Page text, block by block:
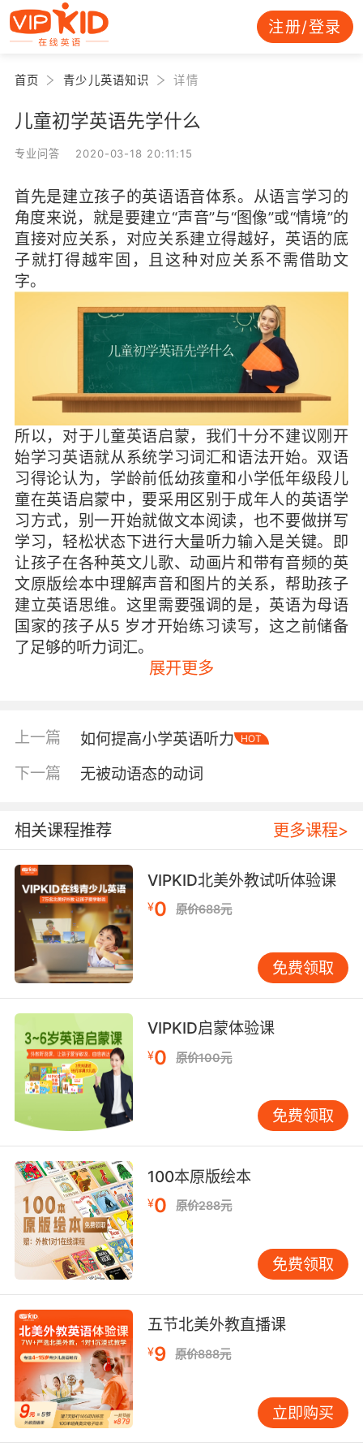
注册/登录
首页 青少儿英语知识 详情
儿童初学英语先学什么
专业问答 2020-03-18 20:11:15
首先是建立孩子的英语语音体系。从语言学习的
角度来说，就是要建立“声音”与“图像”或“情境”的
直接对应关系，对应关系建立得越好，英语的底
子就打得越牢固，且这种对应关系不需借助文
字。
所以，对于儿童英语启蒙，我们十分不建议刚开
始学习英语就从系统学习词汇和语法开始。双语
习得论认为，学龄前低幼孩童和小学低年级段儿
童在英语启蒙中，要采用区别于成年人的英语学
习方式，别一开始就做文本阅读，也不要做拼写
学习，轻松状态下进行大量听力输入是关键。即
让孩子在各种英文儿歌、动画片和带有音频的英
文原版绘本中理解声音和图片的关系，帮助孩子
建立英语思维。这里需要强调的是，英语为母语
国家的孩子从5 岁才开始练习读写，这之前储备
了足够的听力词汇。
写”的学习顺序。在孩子英语启蒙阶段，我们不要
强迫孩子拿着书本去读，更不建议用先翻译成母
语再去理解的方法教孩子，这会极大挫伤孩子学
展开更多
上一篇 如何提高小学英语听力 HOT
下一篇 无被动语态的动词
相关课程推荐 更多课程>
VIPKID北美外教试听体验课
¥0 原价688元
免费领取
VIPKID启蒙体验课
¥0 原价100元
免费领取
100本原版绘本
¥0 原价288元
免费领取
五节北美外教直播课
¥9 原价888元
立即购买